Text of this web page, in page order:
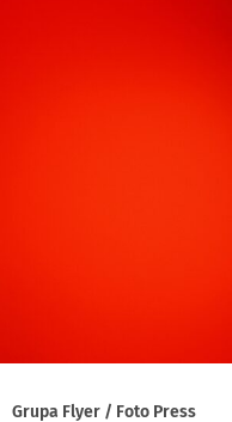
Grupa Flyer / Foto Press